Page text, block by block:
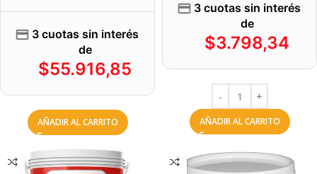
3 cuotas sin interés
de
$55.916,85
AÑADIR AL CARRITO
3 cuotas sin interés
de
$3.798,34
AÑADIR AL CARRITO